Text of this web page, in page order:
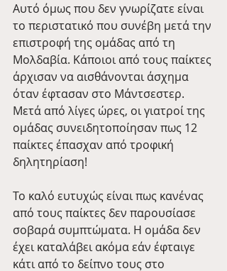
Αυτό όμως που δεν γνωρίζατε είναι
το περιστατικό που συνέβη μετά την
επιστροφή της ομάδας από τη
Μολδαβία. Κάποιοι από τους παίκτες
άρχισαν να αισθάνονται άσχημα
όταν έφτασαν στο Μάντσεστερ.
Μετά από λίγες ώρες, οι γιατροί της
ομάδας συνειδητοποίησαν πως 12
παίκτες έπασχαν από τροφική
δηλητηρίαση!
Το καλό ευτυχώς είναι πως κανένας
από τους παίκτες δεν παρουσίασε
σοβαρά συμπτώματα. Η ομάδα δεν
έχει καταλάβει ακόμα εάν έφταιγε
κάτι από το δείπνο τους στο